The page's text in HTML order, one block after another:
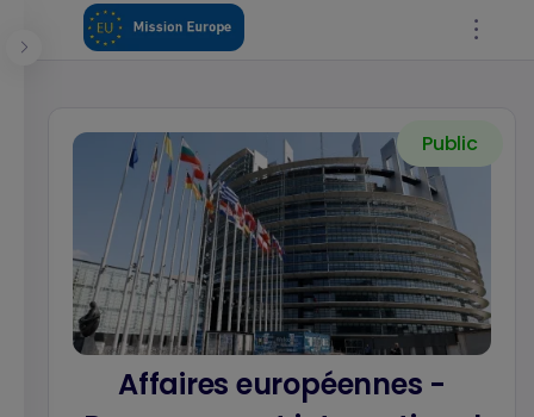
Se connecter
Affaires européennes -
Public
Panneau de gestion des cookies